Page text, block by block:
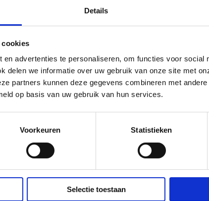
Details
cookies
advertenties te personaliseren, om functies voor social
delen we informatie over uw gebruik van onze site met
partners kunnen deze gegevens combineren met
op basis van uw gebruik van hun services.
Voorkeuren Statistieken
Selectie toestaan